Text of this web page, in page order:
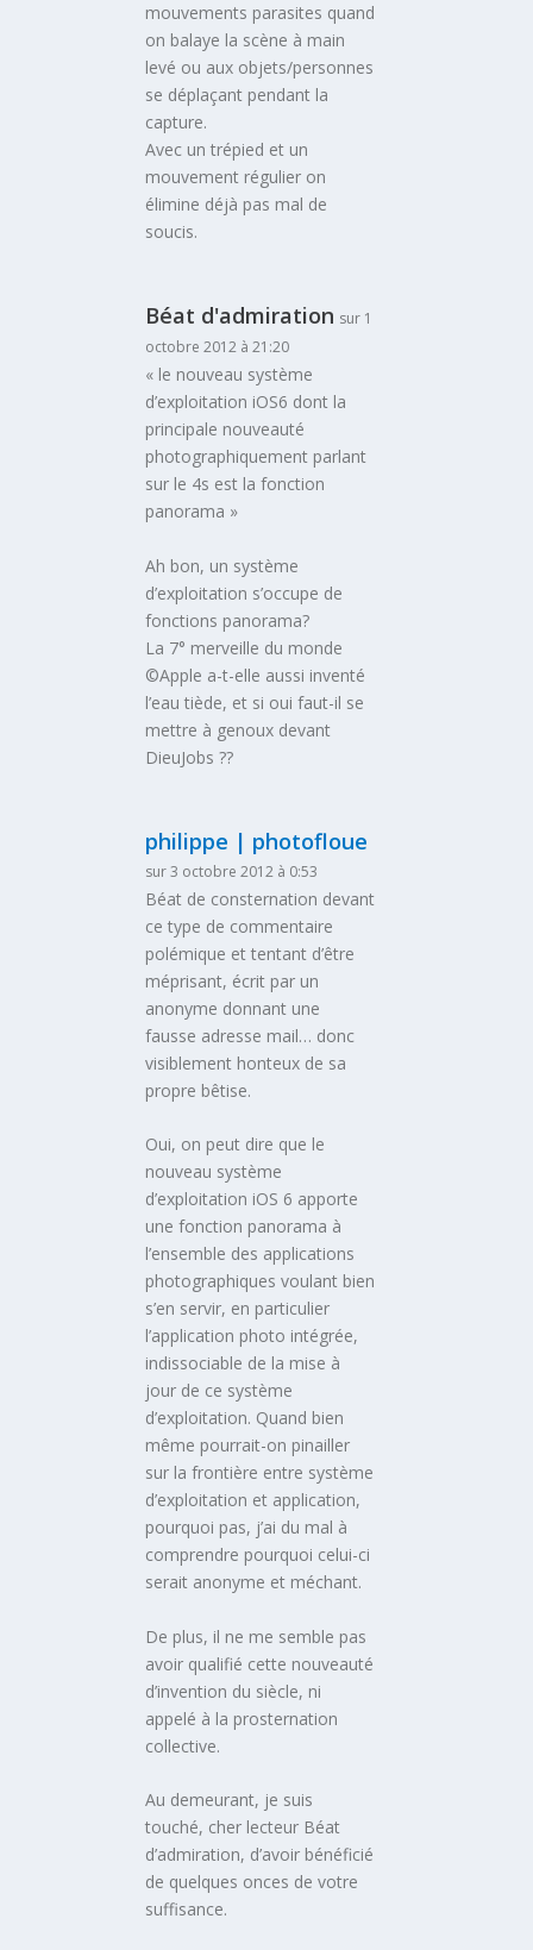
mouvements parasites quand
on balaye la scène à main
levé ou aux objets/personnes
se déplaçant pendant la
capture.
Avec un trépied et un
mouvement régulier on
élimine déjà pas mal de
soucis.
Béat d'admiration sur 1
octobre 2012 à 21:20
« le nouveau système
d’exploitation iOS6 dont la
principale nouveauté
photographiquement parlant
sur le 4s est la fonction
panorama »
Ah bon, un système
d’exploitation s’occupe de
fonctions panorama?
La 7° merveille du monde
©Apple a-t-elle aussi inventé
l’eau tiède, et si oui faut-il se
mettre à genoux devant
DieuJobs ??
philippe | photofloue
sur 3 octobre 2012 à 0:53
Béat de consternation devant
ce type de commentaire
polémique et tentant d’être
méprisant, écrit par un
anonyme donnant une
fausse adresse mail… donc
visiblement honteux de sa
propre bêtise.
Oui, on peut dire que le
nouveau système
d’exploitation iOS 6 apporte
une fonction panorama à
l’ensemble des applications
photographiques voulant bien
s’en servir, en particulier
l’application photo intégrée,
indissociable de la mise à
jour de ce système
d’exploitation. Quand bien
même pourrait-on pinailler
sur la frontière entre système
d’exploitation et application,
pourquoi pas, j’ai du mal à
comprendre pourquoi celui-ci
serait anonyme et méchant.
De plus, il ne me semble pas
avoir qualifié cette nouveauté
d’invention du siècle, ni
appelé à la prosternation
collective.
Au demeurant, je suis
touché, cher lecteur Béat
d’admiration, d’avoir bénéficié
de quelques onces de votre
suffisance.